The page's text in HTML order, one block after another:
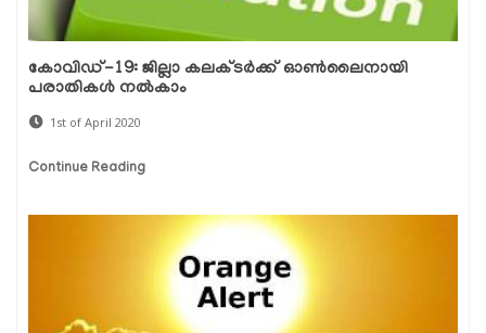
കോവിഡ്-19: ജില്ലാ കലക്ടര്‍ക്ക് ഓണ്‍ലൈനായി
പരാതികള്‍ നല്‍കാം
1st of April 2020
Continue Reading